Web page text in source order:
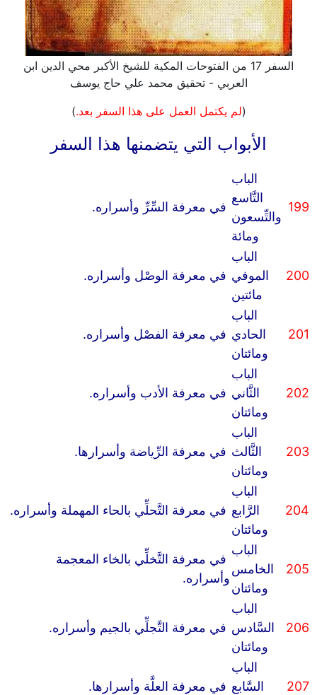
السفر 17 من الفتوحات المكية للشيخ الأكبر محي الدين ابن
العربي - تحقيق محمد علي حاج يوسف
(لم يكتمل العمل على هذا السفر بعد.)
الأبواب التي يتضمنها هذا السفر
199
الباب
التَّاسع
والتِّسعون
ومائة
في معرفة السِّرِّ وأسراره.
200
الباب
الموفي
مائتين
في معرفة الوصْل وأسراره.
201
الباب
الحادي
ومائتان
في معرفة الفصْل وأسراره.
202
الباب
الثَّاني
ومائتان
في معرفة الأدب وأسراره.
203
الباب
الثَّالث
ومائتان
في معرفة الرِّياضة وأسرارها.
204
الباب
الرَّابع
ومائتان
في معرفة التَّحلِّي بالحاء المهملة وأسراره.
205
الباب
الخامس
ومائتان
في معرفة التَّخلِّي بالخاء المعجمة
وأسراره.
206
الباب
السَّادس
ومائتان
في معرفة التَّجلِّي بالجيم وأسراره.
207
الباب
السَّابع في معرفة العلَّة وأسرارها.